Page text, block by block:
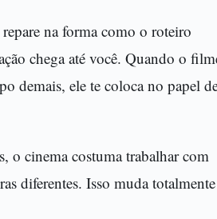
na forma como o roteiro
chega até você. Quando o
demais, ele te coloca no papel
o cinema costuma trabalhar com
diferentes. Isso muda